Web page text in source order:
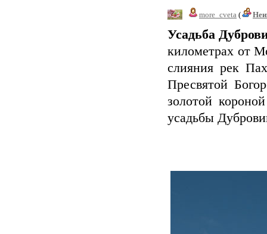
more_cveta (
Усадьба
километрах от
слияния рек
Пресвятой
золотой
усадьбы